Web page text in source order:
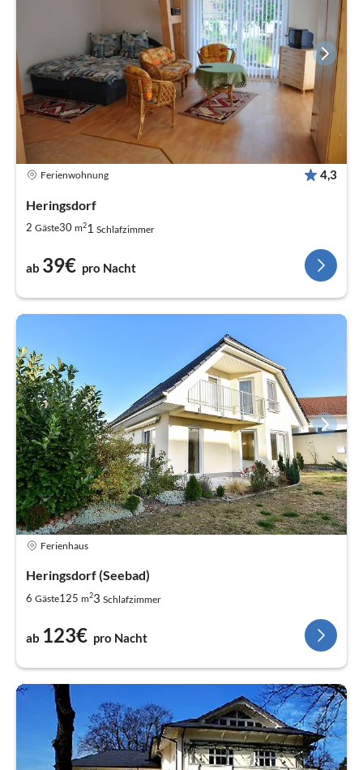
Ferienwohnung 4,3
Heringsdorf
2 Gäste30 m21 Schlafzimmer
ab 39€ pro Nacht
Ferienhaus
Heringsdorf (Seebad)
6 Gäste125 m23 Schlafzimmer
ab 123€ pro Nacht